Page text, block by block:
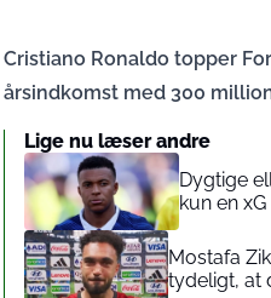
Cristiano Ronaldo topper
årsindkomst med 300
Lige nu læser andre
Dygtige
kun en
Mostafa
tydeligt, at